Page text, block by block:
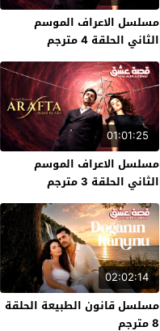
مسلسل الاعراف الموسم
الثاني الحلقة 4 مترجم
01:01:25
مسلسل الاعراف الموسم
الثاني الحلقة 3 مترجم
02:02:14
مسلسل قانون الطبيعة الحلقة
8 مترجم